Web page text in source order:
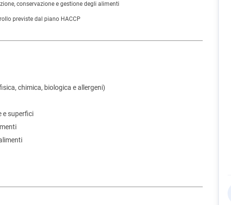
conservazione e gestione degli alimenti
previste dal piano HACCP
chimica, biologica e allergeni)
e superfici